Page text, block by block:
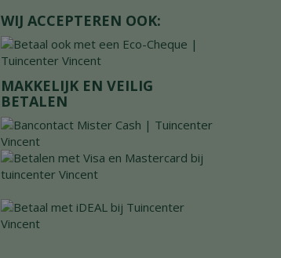
WIJ ACCEPTEREN OOK:
MAKKELIJK EN VEILIG
BETALEN